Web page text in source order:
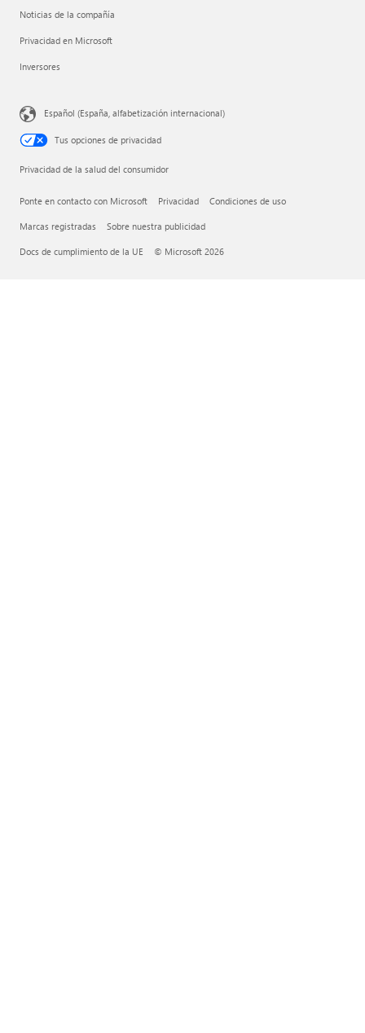
Noticias de la compañía
Privacidad en Microsoft
Inversores
Español (España, alfabetización internacional)
Tus opciones de privacidad
Privacidad de la salud del consumidor
Ponte en contacto con Microsoft Privacidad Condiciones de uso
Marcas registradas Sobre nuestra publicidad
Docs de cumplimiento de la UE © Microsoft 2026